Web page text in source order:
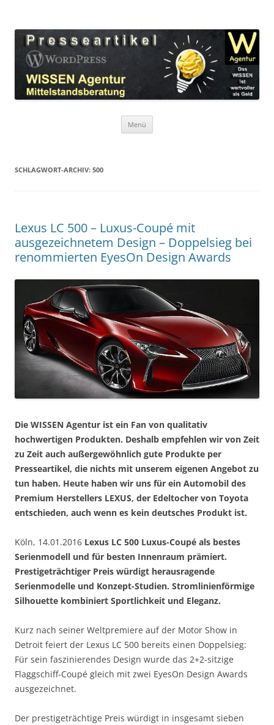
Agentur
Menü
SCHLAGWORT-ARCHIV: 500
Lexus LC 500 – Luxus-Coupé mit
ausgezeichnetem Design – Doppelsieg bei
renommierten EyesOn Design Awards
Die WISSEN Agentur ist ein Fan von qualitativ
hochwertigen Produkten. Deshalb empfehlen wir von Zeit
zu Zeit auch außergewöhnlich gute Produkte per
Presseartikel, die nichts mit unserem eigenen Angebot zu
tun haben. Heute haben wir uns für ein Automobil des
Premium Herstellers LEXUS, der Edeltocher von Toyota
entschieden, auch wenn es kein deutsches Produkt ist.
Köln, 14.01.2016 Lexus LC 500 Luxus-Coupé als bestes
Serienmodell und für besten Innenraum prämiert.
Prestigeträchtiger Preis würdigt herausragende
Serienmodelle und Konzept-Studien. Stromlinienförmige
Silhouette kombiniert Sportlichkeit und Eleganz.
Kurz nach seiner Weltpremiere auf der Motor Show in
Detroit feiert der Lexus LC 500 bereits einen Doppelsieg:
Für sein faszinierendes Design wurde das 2+2-sitzige
Flaggschiff-Coupé gleich mit zwei EyesOn Design Awards
ausgezeichnet.
Der prestigeträchtige Preis würdigt in insgesamt sieben